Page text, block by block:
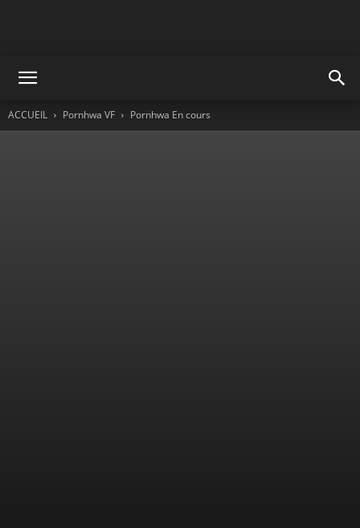
ACCUEIL Pornhwa VF Pornhwa En cours